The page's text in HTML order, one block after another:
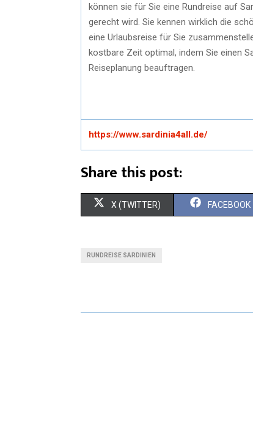
können sie für Sie eine Rundreise auf
gerecht wird. Sie kennen wirklich die
eine Urlaubsreise für Sie
kostbare Zeit optimal, indem Sie einen
Reiseplanung beauftragen.
https://www.sardinia4all.de/
Share this post:
X (TWITTER) FACEBOOK
RUNDREISE SARDINIEN